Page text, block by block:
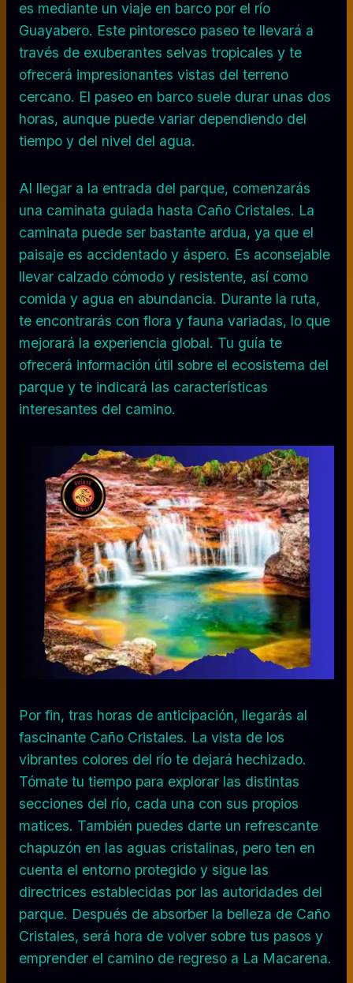
es mediante un viaje en barco por el río
Guayabero. Este pintoresco paseo te llevará a
través de exuberantes selvas tropicales y te
ofrecerá impresionantes vistas del terreno
cercano. El paseo en barco suele durar unas dos
horas, aunque puede variar dependiendo del
tiempo y del nivel del agua.
Al llegar a la entrada del parque, comenzarás
una caminata guiada hasta Caño Cristales. La
caminata puede ser bastante ardua, ya que el
paisaje es accidentado y áspero. Es aconsejable
llevar calzado cómodo y resistente, así como
comida y agua en abundancia. Durante la ruta,
te encontrarás con flora y fauna variadas, lo que
mejorará la experiencia global. Tu guía te
ofrecerá información útil sobre el ecosistema del
parque y te indicará las características
interesantes del camino.
Por fin, tras horas de anticipación, llegarás al
fascinante Caño Cristales. La vista de los
vibrantes colores del río te dejará hechizado.
Tómate tu tiempo para explorar las distintas
secciones del río, cada una con sus propios
matices. También puedes darte un refrescante
chapuzón en las aguas cristalinas, pero ten en
cuenta el entorno protegido y sigue las
directrices establecidas por las autoridades del
parque. Después de absorber la belleza de Caño
Cristales, será hora de volver sobre tus pasos y
emprender el camino de regreso a La Macarena.